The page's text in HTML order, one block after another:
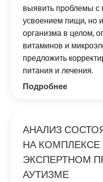
выявить проблемы с
усвоением пищи, но
организма в целом,
витаминов и
предложить
питания и лечения.
Подробнее
АНАЛИЗ
НА
ЭКСПЕРТНОМ
АУТИЗМЕ